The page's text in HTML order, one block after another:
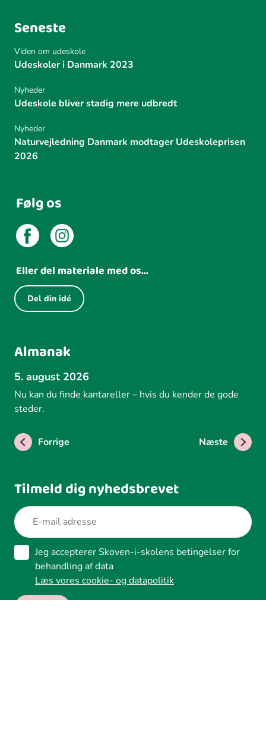
Seneste
Viden om udeskole
Udeskoler i Danmark 2023
Nyheder
Udeskole bliver stadig mere udbredt
Nyheder
Naturvejledning Danmark modtager Udeskoleprisen
2026
Følg os
Eller del materiale med os...
Del din idé
Almanak
5. august 2026
Nu kan du finde kantareller – hvis du kender de gode
steder.
Forrige Næste
Tilmeld dig nyhedsbrevet
Jeg accepterer Skoven-i-skolens betingelser for
behandling af data
Læs vores cookie- og datapolitik